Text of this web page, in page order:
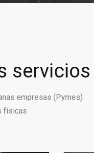
servicios
empresas (Pymes)
físicas